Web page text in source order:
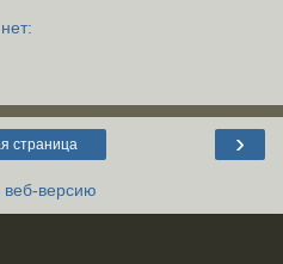
›
страница
веб-версию